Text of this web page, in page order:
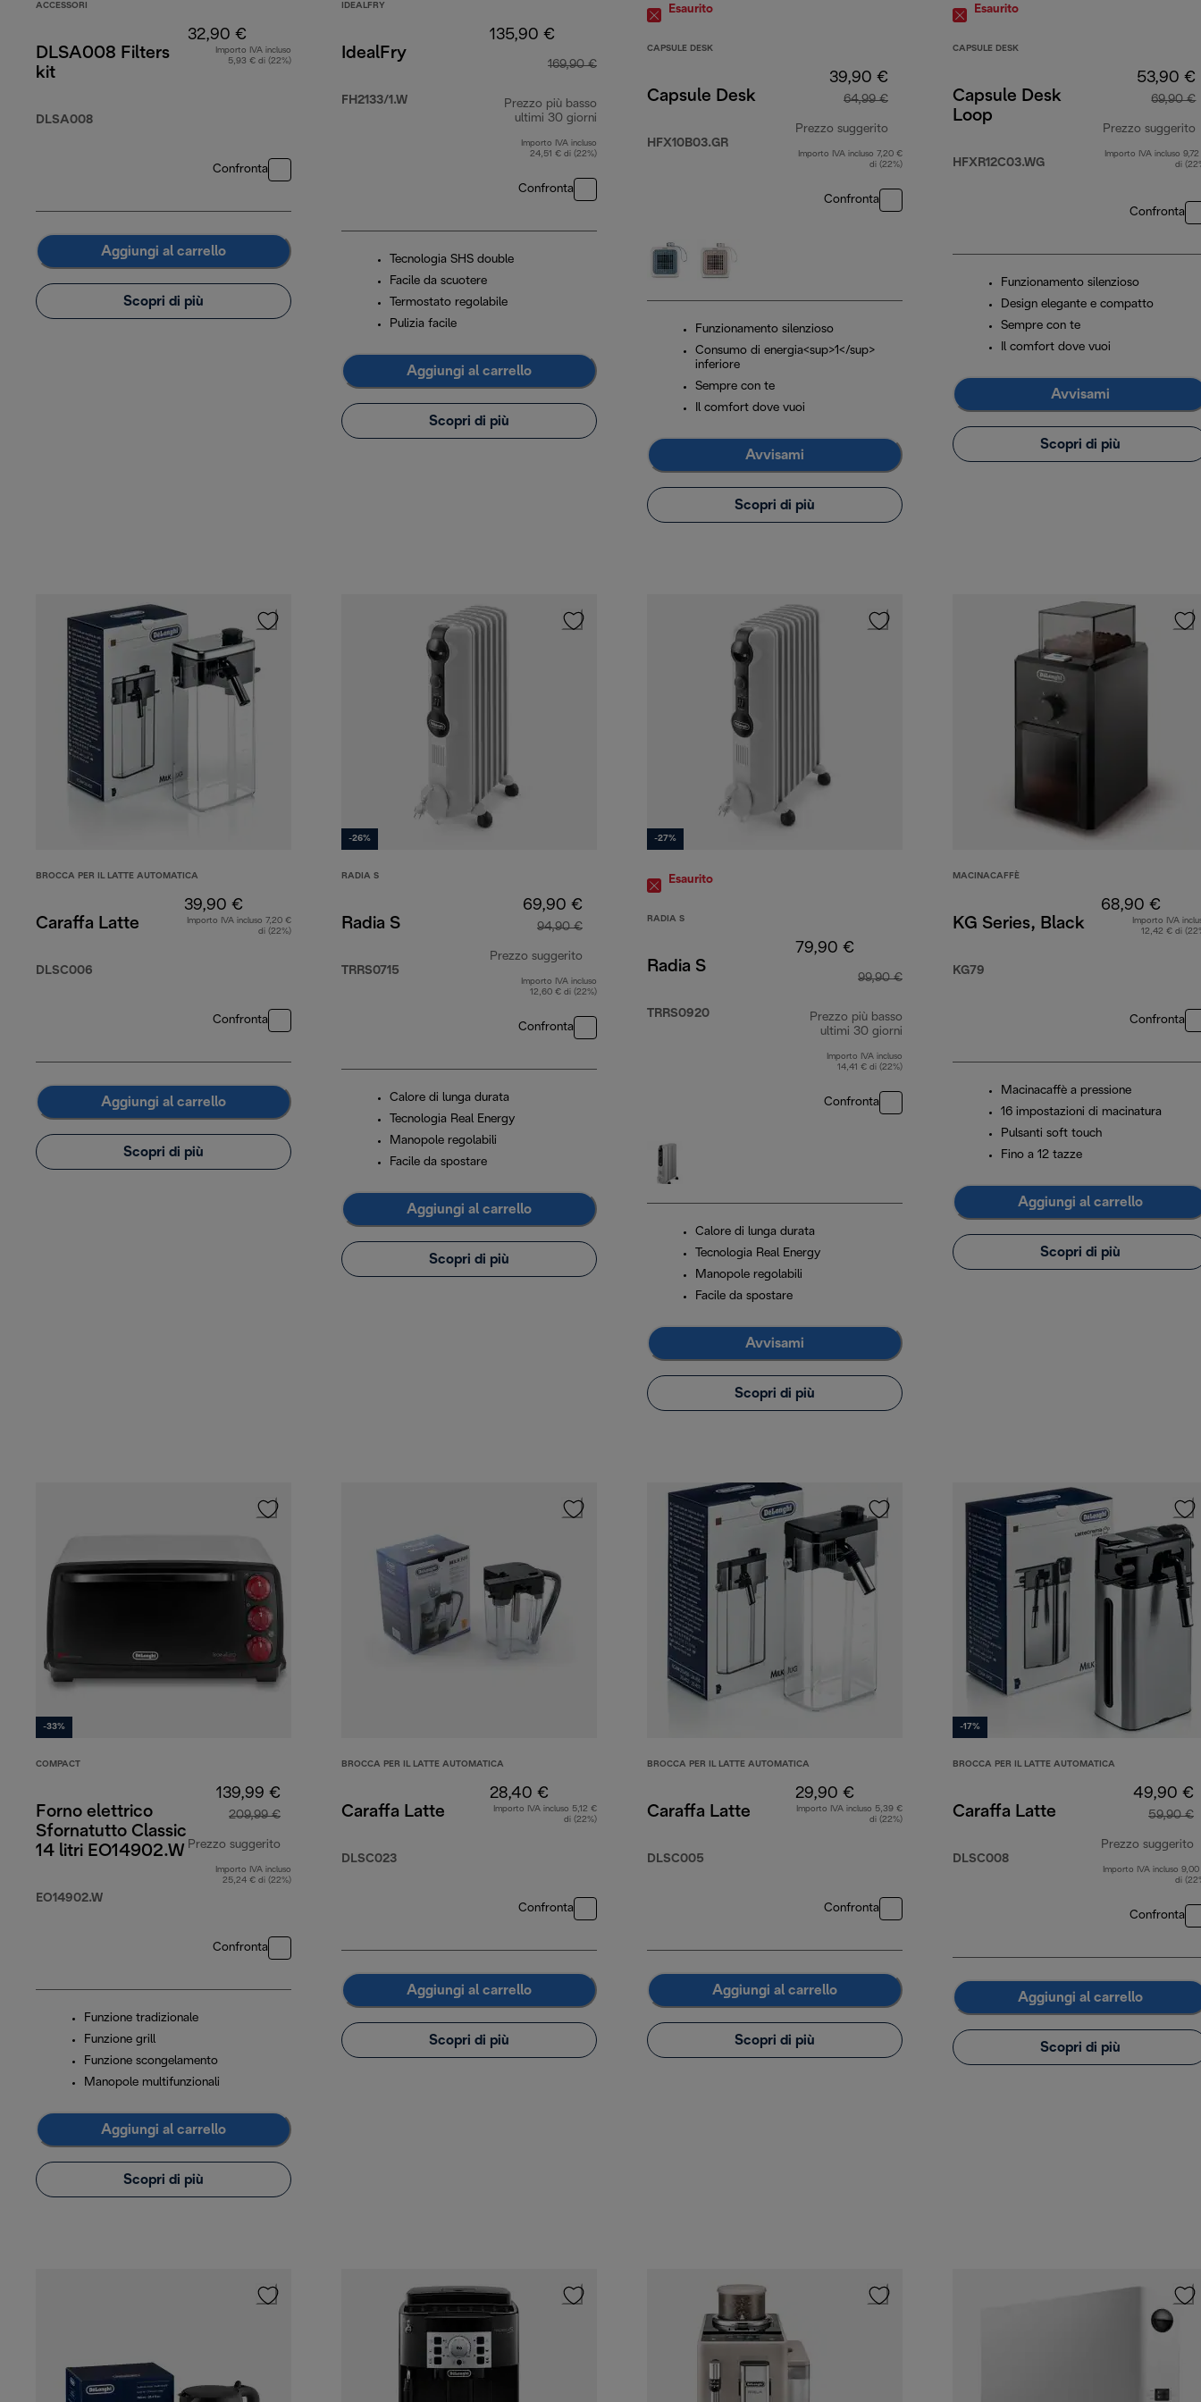
ACCESSORI
DLSA008 Filters
kit
DLSA008
32,90 €
Importo IVA incluso
5,93 € di (22%)
Confronta
Aggiungi al carrello
Scopri di più
IDEALFRY
IdealFry
FH2133/1.W
135,90 €
169,90 €
Prezzo più basso
ultimi 30 giorni
Importo IVA incluso
24,51 € di (22%)
Confronta
Tecnologia SHS double
Facile da scuotere
Termostato regolabile
Pulizia facile
Aggiungi al carrello
Scopri di più
Esaurito
CAPSULE DESK
Capsule Desk
HFX10B03.GR
39,90 €
64,99 €
Prezzo suggerito
prezzo originale 64,99 €
Importo IVA incluso 7,20 €
di (22%)
Confronta
Funzionamento silenzioso
Consumo di energia<sup>1</sup>
inferiore
Sempre con te
Il comfort dove vuoi
Avvisami
Scopri di più
Esaurito
CAPSULE DESK
Capsule Desk
Loop
HFXR12C03.WG
53,90 €
69,90 €
Prezzo suggerito
Importo IVA incluso
di
Confronta
Funzionamento silenzioso
Design elegante e compatto
Sempre con te
Il comfort dove vuoi
Avvisami
Scopri di più
BROCCA PER IL LATTE AUTOMATICA
Caraffa Latte
DLSC006
39,90 €
Importo IVA incluso 7,20 €
di (22%)
Confronta
Aggiungi al carrello
Scopri di più
-26%
RADIA S
Radia S
TRRS0715
69,90 €
94,90 €
Prezzo suggerito
prezzo originale 94,90 €
Importo IVA incluso
12,60 € di (22%)
Confronta
Calore di lunga durata
Tecnologia Real Energy
Manopole regolabili
Facile da spostare
Aggiungi al carrello
Scopri di più
-27%
Esaurito
RADIA S
Radia S
TRRS0920
79,90 €
99,90 €
Prezzo più basso
ultimi 30 giorni
Importo IVA incluso
14,41 € di (22%)
Confronta
Calore di lunga durata
Tecnologia Real Energy
Manopole regolabili
Facile da spostare
Avvisami
Scopri di più
MACINACAFFÈ
KG Series, Black
KG79
68,90 €
Importo IVA
12,42 € di
Confronta
Macinacaffè a pressione
16 impostazioni di macinatura
Pulsanti soft touch
Fino a 12 tazze
Aggiungi al carrello
Scopri di più
-33%
COMPACT
Forno elettrico
Sfornatutto Classic
14 litri EO14902.W
EO14902.W
139,99 €
209,99 €
Prezzo suggerito
prezzo originale 209,99 €
Importo IVA incluso
25,24 € di (22%)
Confronta
Funzione tradizionale
Funzione grill
Funzione scongelamento
Manopole multifunzionali
Aggiungi al carrello
Scopri di più
BROCCA PER IL LATTE AUTOMATICA
Caraffa Latte
DLSC023
28,40 €
Importo IVA incluso 5,12 €
di (22%)
Confronta
Aggiungi al carrello
Scopri di più
BROCCA PER IL LATTE AUTOMATICA
Caraffa Latte
DLSC005
29,90 €
Importo IVA incluso 5,39 €
di (22%)
Confronta
Aggiungi al carrello
Scopri di più
-17%
BROCCA PER IL LATTE AUTOMATICA
Caraffa Latte
DLSC008
49,90 €
59,90 €
Prezzo suggerito
Importo IVA incluso
di
Confronta
Aggiungi al carrello
Scopri di più